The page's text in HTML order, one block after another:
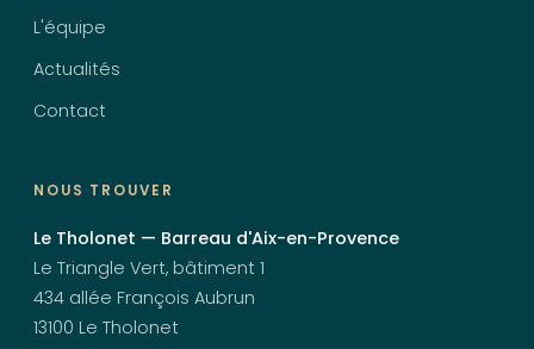
L'équipe
Actualités
Contact
NOUS TROUVER
Le Tholonet — Barreau d'Aix-en-Provence
Le Triangle Vert, bâtiment 1
434 allée François Aubrun
13100 Le Tholonet